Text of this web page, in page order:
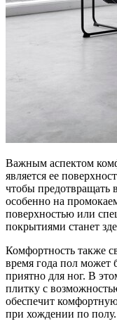
Важным аспектом
является ее
чтобы предотвращать
особенно на
поверхностью или
покрытиями станет
Комфортность также
время года пол может
приятно для ног. В
плитку с
обеспечит
при хождении по полу.